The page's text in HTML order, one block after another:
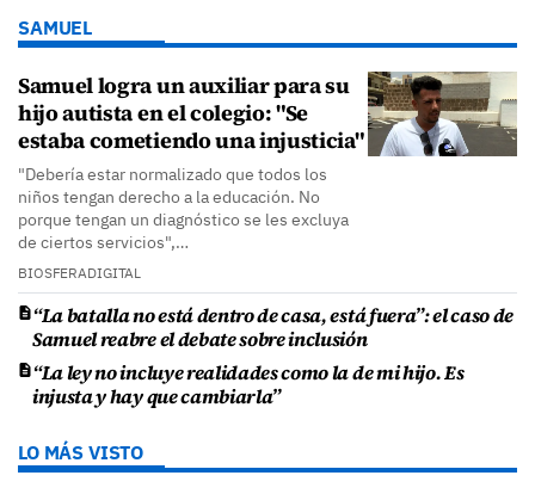
SAMUEL
Samuel logra un auxiliar para su
hijo autista en el colegio: "Se
estaba cometiendo una injusticia"
"Debería estar normalizado que todos los
niños tengan derecho a la educación. No
porque tengan un diagnóstico se les excluya
de ciertos servicios",…
BIOSFERADIGITAL
“La batalla no está dentro de casa, está fuera”: el caso de
Samuel reabre el debate sobre inclusión
“La ley no incluye realidades como la de mi hijo. Es
injusta y hay que cambiarla”
LO MÁS VISTO